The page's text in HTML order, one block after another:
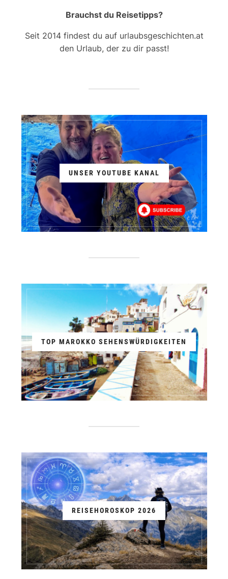
Brauchst du Reisetipps?
Seit 2014 findest du auf urlaubsgeschichten.at
den Urlaub, der zu dir passt!
UNSER YOUTUBE KANAL
TOP MAROKKO SEHENSWÜRDIGKEITEN
REISEHOROSKOP 2026